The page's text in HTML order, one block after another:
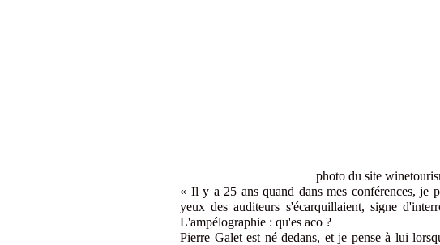
photo du site
« Il y a 25 ans quand dans mes conférences, je
yeux des auditeurs s'écarquillaient, signe
L'ampélographie : qu'es aco ?
Pierre Galet est né dedans, et je pense à lui